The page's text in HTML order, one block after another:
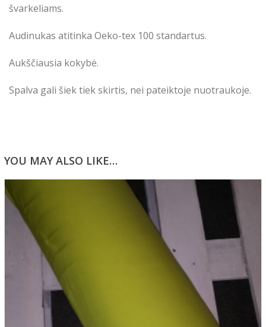
švarkeliams.
Audinukas atitinka Oeko-tex 100 standartus.
Aukščiausia kokybė.
Spalva gali šiek tiek skirtis, nei pateiktoje nuotraukoje.
YOU MAY ALSO LIKE…